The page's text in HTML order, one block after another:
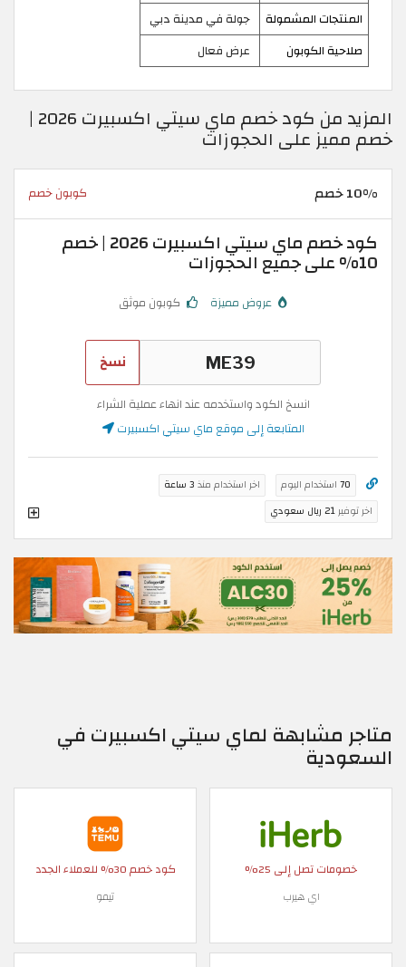
المنتجات المشمولة
جولة في مدينة دبي
صلاحية الكوبون
عرض فعال
المزيد من كود خصم ماي سيتي اكسبيرت 2026 |
خصم مميز على الحجوزات
10% خصم كوبون خصم
كود خصم ماي سيتي اكسبيرت 2026 | خصم
10% على جميع الحجوزات
عروض مميزة كوبون موثق
نسخ
انسخ الكود واستخدمه عند انهاء عملية الشراء
المتابعة إلى موقع ماي سيتي اكسبيرت
70 استخدام اليوم اخر استخدام منذ 3 ساعة
اخر توفير21 ريال سعودي
متاجر مشابهة لماي سيتي اكسبيرت في
السعودية
خصومات تصل إلى 25%
اي هيرب
كود خصم 30% للعملاء الجدد
تيمو